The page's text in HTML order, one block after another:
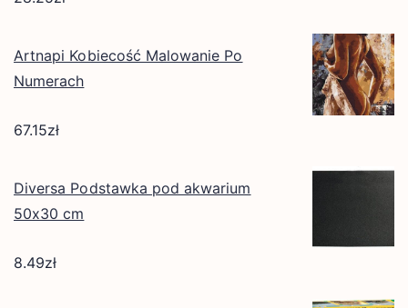
Artnapi Kobiecość Malowanie Po
Numerach
67.15zł
Diversa Podstawka pod akwarium
50x30 cm
8.49zł